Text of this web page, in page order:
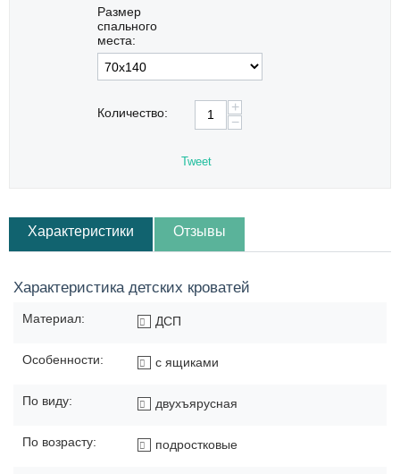
Размер
спального
места:
Количество:
+
−
Tweet
Характеристики Отзывы
Характеристика детских кроватей
Материал: ДСП
Особенности: с ящиками
По виду: двухъярусная
По возрасту: подростковые